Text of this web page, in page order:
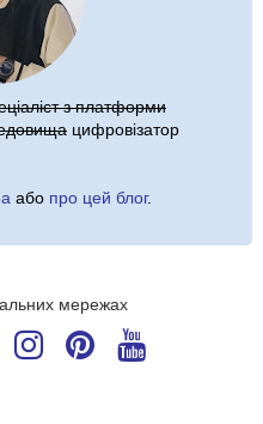
з платформи
цифровізатор
або про цей блог.
мережах